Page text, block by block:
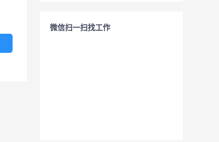
微信扫一扫找工作